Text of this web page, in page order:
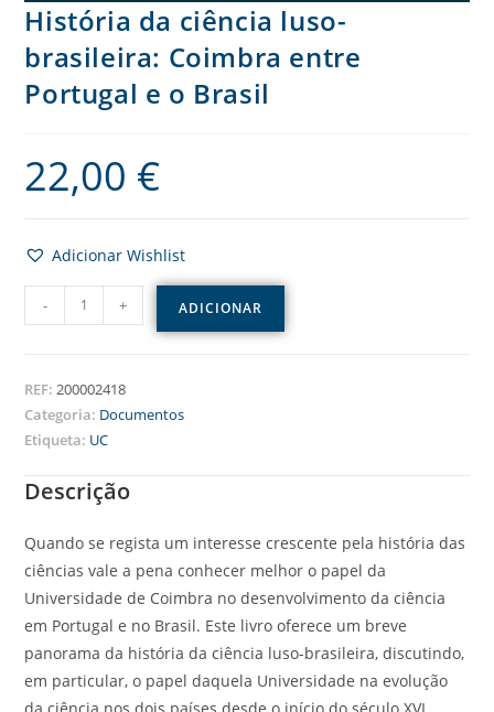
História da ciência luso-
brasileira: Coimbra entre
Portugal e o Brasil
22,00 €
Adicionar Wishlist
- + ADICIONAR
REF: 200002418
Categoria: Documentos
Etiqueta: UC
Descrição
Quando se regista um interesse crescente pela história das
ciências vale a pena conhecer melhor o papel da
Universidade de Coimbra no desenvolvimento da ciência
em Portugal e no Brasil. Este livro oferece um breve
panorama da história da ciência luso-brasileira, discutindo,
em particular, o papel daquela Universidade na evolução
da ciência nos dois países desde o início do século XVI